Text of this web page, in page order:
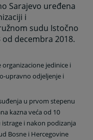
Sarajevo uređena
i
sudu Istočno
od decembra 2018.
jedinice i
upravno odjeljenje i
u prvom stepenu
kazna veća od 10
i nakon podizanja
Bosne i Hercegovine